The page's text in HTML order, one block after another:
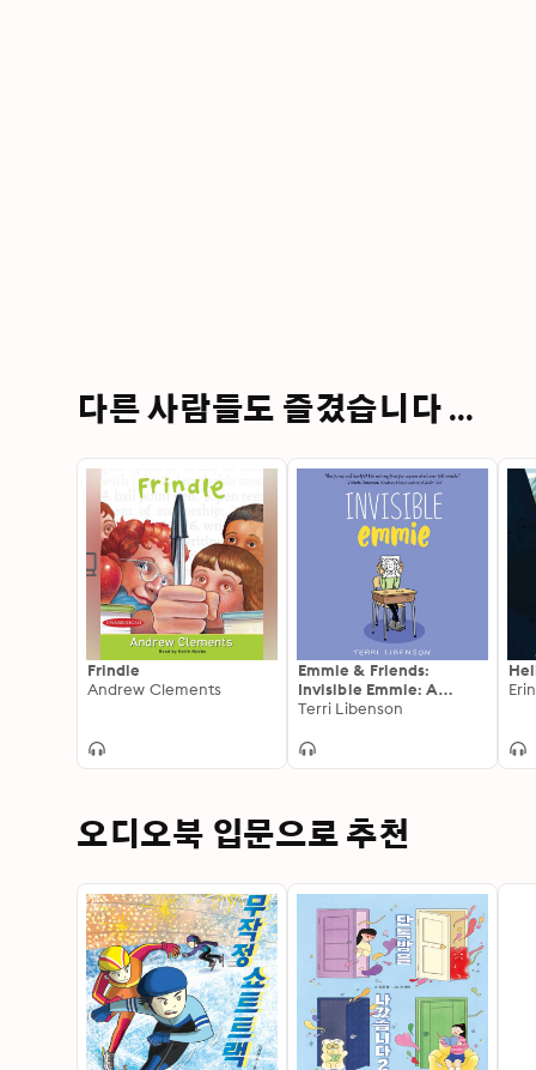
다른 사람들도 즐겼습니다 ...
Frindle
Andrew Clements
Emmie & Friends:
Invisible Emmie: A
Graphic Novel
Terri Libenson
오디오북 입문으로 추천